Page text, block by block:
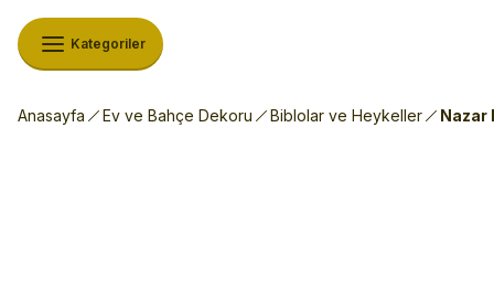
Kategoriler
Anasayfa Ev ve Bahçe Dekoru Biblolar ve Heykeller Nazar